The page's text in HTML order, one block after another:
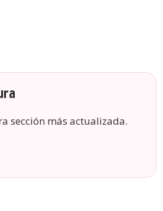
sección más actualizada.